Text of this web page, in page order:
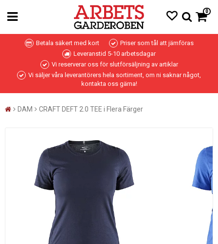
0
Betala säkert med kort
Priser som tål att jämföras
Leveranstid 5-10 arbetsdagar
Vi reserverar oss för slutförsäljning av artiklar
Vi säljer våra leverantörers hela sortiment, om ni saknar något,
kontakta oss gärna!
DAM CRAFT DEFT 2.0 TEE i Flera Färger